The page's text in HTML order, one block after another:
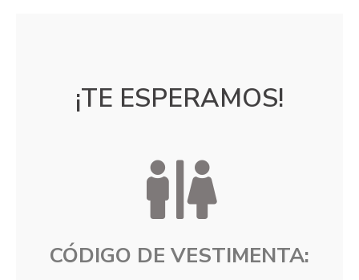
¡TE ESPERAMOS!
CÓDIGO DE VESTIMENTA: